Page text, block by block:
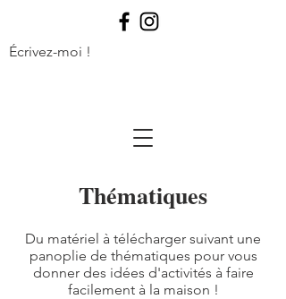
Écrivez-moi !
Thématiques
Du matériel à télécharger suivant une
panoplie de thématiques pour vous
donner des idées d'activités à faire
facilement à la maison !